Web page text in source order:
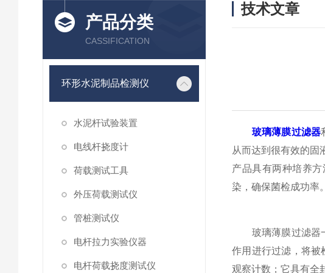
产品分类
CASSIFICATION
环形水泥制品检测仪
水泥杆试验装置
电线杆挠度计
荷载测试工具
外压荷载测试仪
管桩测试仪
电杆拉力实验仪器
电杆荷载挠度测试仪
技术文章
玻璃薄膜过滤器
从而达到很有效的固
产品具有两种培养
染，确保菌检成功率。
玻璃薄膜过滤器一
作用进行过滤，将被
观察计数；它具有全